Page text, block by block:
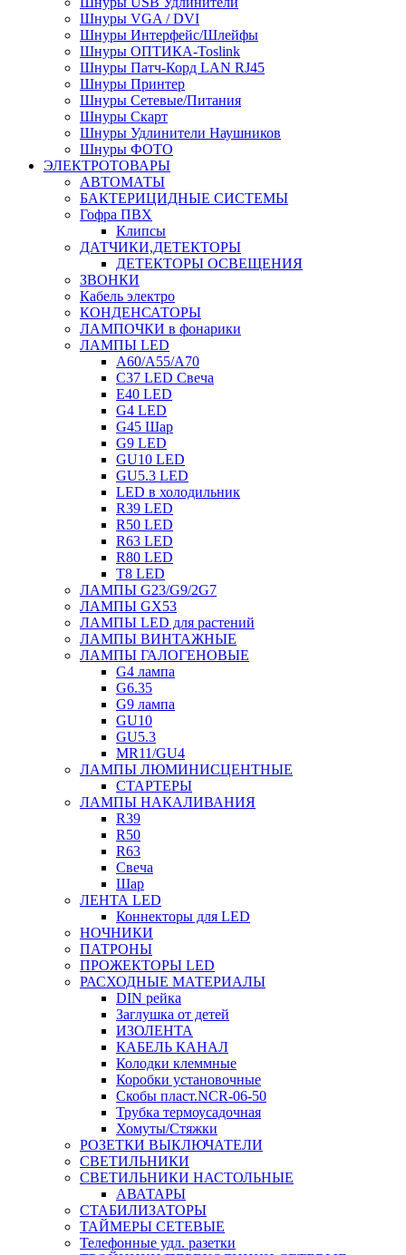
Шнуры VGA / DVI
Шнуры Интерфейс/Шлейфы
Шнуры ОПТИКА-Toslink
Шнуры Патч-Корд LAN RJ45
Шнуры Принтер
Шнуры Сетевые/Питания
Шнуры Скарт
Шнуры Удлинители Наушников
Шнуры ФОТО
ЭЛЕКТРОТОВАРЫ
АВТОМАТЫ
БАКТЕРИЦИДНЫЕ СИСТЕМЫ
Гофра ПВХ
Клипсы
ДАТЧИКИ,ДЕТЕКТОРЫ
ДЕТЕКТОРЫ ОСВЕЩЕНИЯ
ЗВОНКИ
Кабель электро
КОНДЕНСАТОРЫ
ЛАМПОЧКИ в фонарики
ЛАМПЫ LED
A60/A55/A70
C37 LED Свеча
E40 LED
G4 LED
G45 Шар
G9 LED
GU10 LED
GU5.3 LED
LED в холодильник
R39 LED
R50 LED
R63 LED
R80 LED
T8 LED
ЛАМПЫ G23/G9/2G7
ЛАМПЫ GX53
ЛАМПЫ LED для растений
ЛАМПЫ ВИНТАЖНЫЕ
ЛАМПЫ ГАЛОГЕНОВЫЕ
G4 лампа
G6.35
G9 лампа
GU10
GU5.3
MR11/GU4
ЛАМПЫ ЛЮМИНИСЦЕНТНЫЕ
СТАРТЕРЫ
ЛАМПЫ НАКАЛИВАНИЯ
R39
R50
R63
Свеча
Шар
ЛЕНТА LED
Коннекторы для LED
НОЧНИКИ
ПАТРОНЫ
ПРОЖЕКТОРЫ LED
РАСХОДНЫЕ МАТЕРИАЛЫ
DIN рейка
Заглушка от детей
ИЗОЛЕНТА
КАБЕЛЬ КАНАЛ
Колодки клеммные
Коробки установочные
Скобы пласт.NCR-06-50
Трубка термоусадочная
Хомуты/Стяжки
РОЗЕТКИ ВЫКЛЮЧАТЕЛИ
СВЕТИЛЬНИКИ
СВЕТИЛЬНИКИ НАСТОЛЬНЫЕ
АВАТАРЫ
СТАБИЛИЗАТОРЫ
ТАЙМЕРЫ СЕТЕВЫЕ
Телефонные удл. разетки